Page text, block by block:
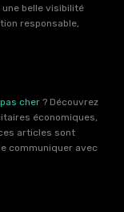
belle visibilité
responsable,
pas cher ? Découvrez
économiques,
articles sont
communiquer avec